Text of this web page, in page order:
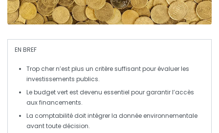
EN BREF
Trop chern’est plus un critère suffisant pour évaluer les
investissements publics.
Lebudget vert est devenu essentiel pour garantir l’accès
aux financements.
La comptabilité doit intégrer la donnée environnementale
avant toute décision.